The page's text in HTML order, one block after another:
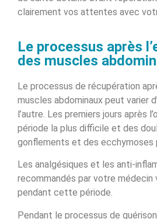
clairement vos attentes avec
Le processus après
des muscles
Le processus de récupération
muscles abdominaux peut varier
l’autre. Les premiers jours après
période la plus difficile et des
gonflements et des ecchymoses
Les analgésiques et les anti-
recommandés par votre médecin
pendant cette période.
Pendant le processus de